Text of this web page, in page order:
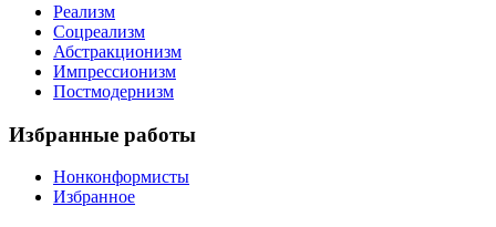
Реализм
Соцреализм
Абстракционизм
Импрессионизм
Постмодернизм
Избранные работы
Нонконформисты
Избранное